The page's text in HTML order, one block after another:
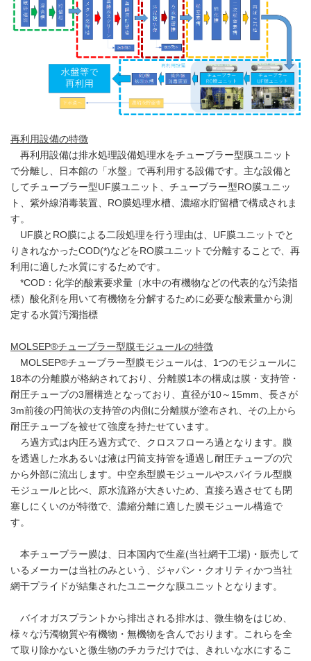
再利用設備の特徴
再利用設備は排水処理設備処理水をチューブラー型膜ユニット
で分離し、日本館の「水盤」で再利用する設備です。主な設備と
してチューブラー型UF膜ユニット、チューブラー型RO膜ユニッ
ト、紫外線消毒装置、RO膜処理水槽、濃縮水貯留槽で構成されま
す。
UF膜とRO膜による二段処理を行う理由は、UF膜ユニットでと
りきれなかったCOD(*)などをRO膜ユニットで分離することで、再
利用に適した水質にするためです。
*COD：化学的酸素要求量（水中の有機物などの代表的な汚染指
標）酸化剤を用いて有機物を分解するために必要な酸素量から測
定する水質汚濁指標
MOLSEP®チューブラー型膜モジュールの特徴
MOLSEP®チューブラー型膜モジュールは、1つのモジュールに
18本の分離膜が格納されており、分離膜1本の構成は膜・支持管・
耐圧チューブの3層構造となっており、直径が10～15mm、長さが
3m前後の円筒状の支持管の内側に分離膜が塗布され、その上から
耐圧チューブを被せて強度を持たせています。
ろ過方式は内圧ろ過方式で、クロスフローろ過となります。膜
を透過した水あるいは液は円筒支持管を通過し耐圧チューブの穴
から外部に流出します。中空糸型膜モジュールやスパイラル型膜
モジュールと比べ、原水流路が大きいため、直接ろ過させても閉
塞しにくいのが特徴で、濃縮分離に適した膜モジュール構造で
す。
本チューブラー膜は、日本国内で生産(当社網干工場)・販売して
いるメーカーは当社のみという、ジャパン・クオリティかつ当社
網干プライドが結集されたユニークな膜ユニットとなります。
バイオガスプラントから排出される排水は、微生物をはじめ、
様々な汚濁物質や有機物・無機物を含んでおります。これらを全
て取り除かないと微生物のチカラだけでは、きれいな水にするこ